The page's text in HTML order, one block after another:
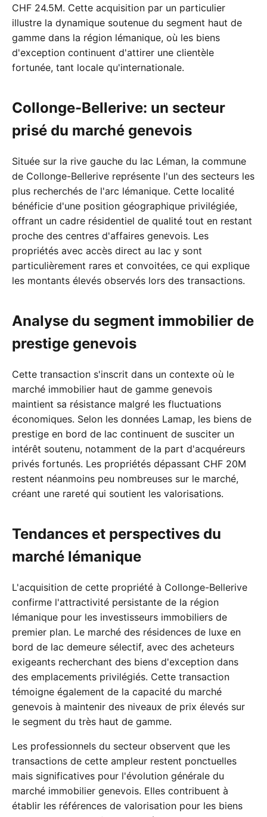
CHF 24.5M. Cette acquisition par un particulier
illustre la dynamique soutenue du segment haut de
gamme dans la région lémanique, où les biens
d'exception continuent d'attirer une clientèle
fortunée, tant locale qu'internationale.
Collonge-Bellerive: un secteur
prisé du marché genevois
Située sur la rive gauche du lac Léman, la commune
de Collonge-Bellerive représente l'un des secteurs les
plus recherchés de l'arc lémanique. Cette localité
bénéficie d'une position géographique privilégiée,
offrant un cadre résidentiel de qualité tout en restant
proche des centres d'affaires genevois. Les
propriétés avec accès direct au lac y sont
particulièrement rares et convoitées, ce qui explique
les montants élevés observés lors des transactions.
Analyse du segment immobilier de
prestige genevois
Cette transaction s'inscrit dans un contexte où le
marché immobilier haut de gamme genevois
maintient sa résistance malgré les fluctuations
économiques. Selon les données Lamap, les biens de
prestige en bord de lac continuent de susciter un
intérêt soutenu, notamment de la part d'acquéreurs
privés fortunés. Les propriétés dépassant CHF 20M
restent néanmoins peu nombreuses sur le marché,
créant une rareté qui soutient les valorisations.
Tendances et perspectives du
marché lémanique
L'acquisition de cette propriété à Collonge-Bellerive
confirme l'attractivité persistante de la région
lémanique pour les investisseurs immobiliers de
premier plan. Le marché des résidences de luxe en
bord de lac demeure sélectif, avec des acheteurs
exigeants recherchant des biens d'exception dans
des emplacements privilégiés. Cette transaction
témoigne également de la capacité du marché
genevois à maintenir des niveaux de prix élevés sur
le segment du très haut de gamme.
Les professionnels du secteur observent que les
transactions de cette ampleur restent ponctuelles
mais significatives pour l'évolution générale du
marché immobilier genevois. Elles contribuent à
établir les références de valorisation pour les biens